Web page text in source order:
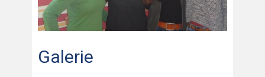
Galerie